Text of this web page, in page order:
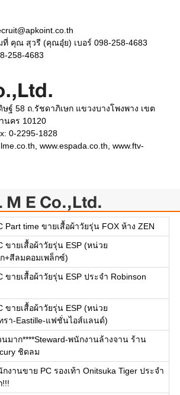
ที่ คุณ สุวรี (คุณอุ๋ย) เบอร์ 098-258-4683
258-4683
ฐ์ 58 ถ.รัชดาภิเษก แขวงบางโพงพาง เขต
นคร 10120
0-2295-1828
www.espada.co.th, www.ftv-
M E Co.,Ltd.
Part time ขายเสื้อผ้าวัยรุ่น FOX ห้าง ZEN
ขายเสื้อผ้าวัยรุ่น ESP (หน่วย
+สีลมคอมเพล็กซ์)
ขายเสื้อผ้าวัยรุ่น ESP ประจำ Robinson
ขายเสื้อผ้าวัยรุ่น ESP (หน่วย
รา-Eastille-แฟชั่นไอส์แลนด์)
นมาก****Steward-พนักงานล้างจาน ร้าน
ชิดลม
งานขาย PC รองเท้า Onitsuka Tiger ประจำ
!!!